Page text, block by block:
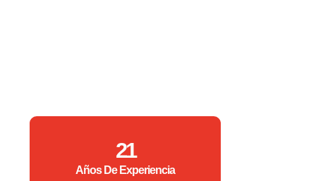
21
Años De Experiencia